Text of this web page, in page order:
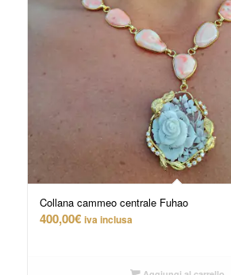
Collana cammeo centrale Fuhao
400,00€ iva inclusa